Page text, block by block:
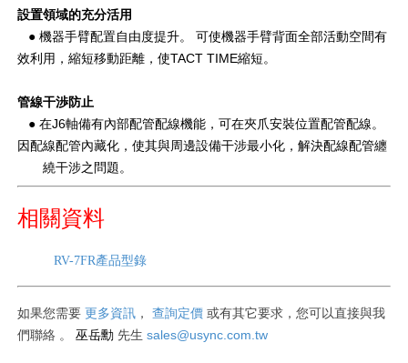
設置領域的充分活用
● 機器手臂配置自由度提升。 可使機器手臂背面全部活動空間有
效利用，縮短移動距離，使TACT TIME縮短。
管線干渉防止
● 在J6軸備有內部配管配線機能，可在夾爪安裝位置配管配線。
因配線配管內藏化，使其與周邊設備干涉最小化，解決配線配管纏
繞干涉之問題。
相關資料
RV-7FR產品型錄
如果您需要 更多資訊 ， 查詢定價 或有其它要求 ，您可以直接與我
們聯絡 。 巫岳勳 先生 sales@usync.com.tw